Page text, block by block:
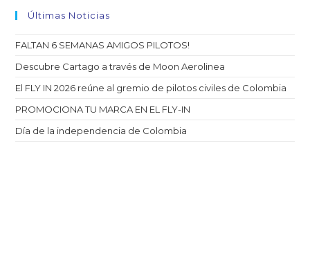
Últimas Noticias
FALTAN 6 SEMANAS AMIGOS PILOTOS!
Descubre Cartago a través de Moon Aerolinea
El FLY IN 2026 reúne al gremio de pilotos civiles de Colombia
PROMOCIONA TU MARCA EN EL FLY-IN
Día de la independencia de Colombia